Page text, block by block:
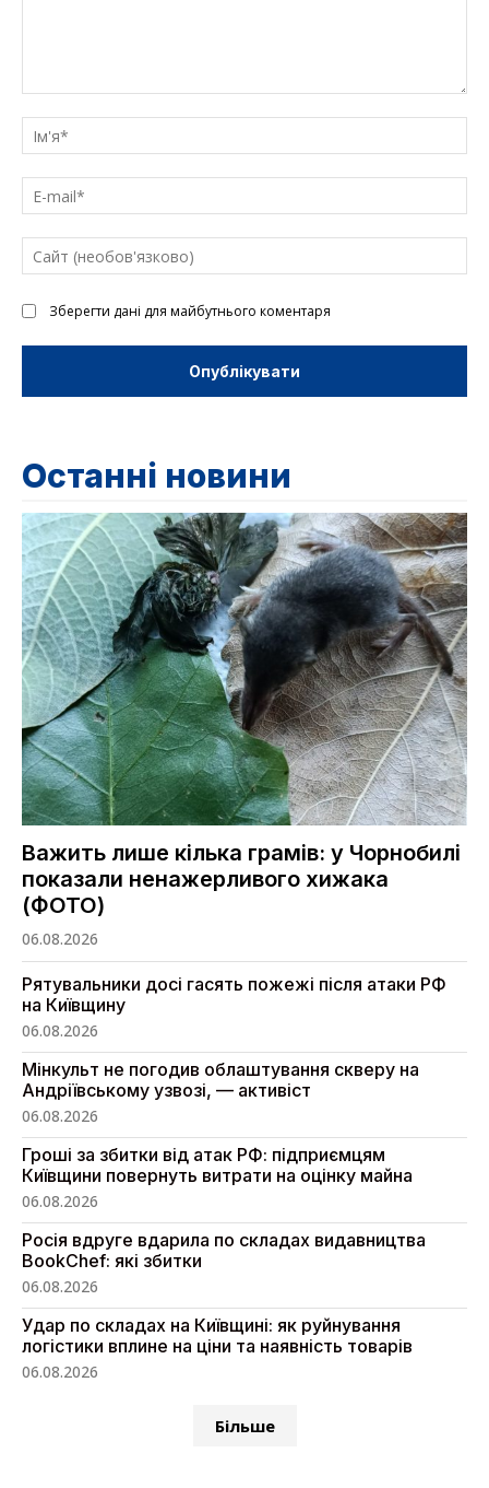
текст
Зберегти дані для майбутнього коментаря
Останні новини
Важить лише кілька грамів: у Чорнобилі
показали ненажерливого хижака
(ФОТО)
06.08.2026
Рятувальники досі гасять пожежі після атаки РФ
на Київщину
06.08.2026
Мінкульт не погодив облаштування скверу на
Андріївському узвозі, — активіст
06.08.2026
Гроші за збитки від атак РФ: підприємцям
Київщини повернуть витрати на оцінку майна
06.08.2026
Росія вдруге вдарила по складах видавництва
BookChef: які збитки
06.08.2026
Удар по складах на Київщині: як руйнування
логістики вплине на ціни та наявність товарів
06.08.2026
Більше